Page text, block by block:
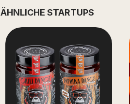
ÄHNLICHE STARTUPS